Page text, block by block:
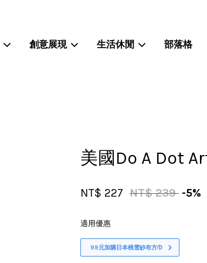
創意展現 生活休閒 部落格
美國Do A Dot
NT$ 227 NT$ 239 -5%
適用優惠
99元加購日本桃雪紗布方巾